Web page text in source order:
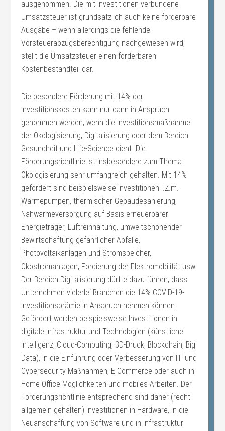
ausgenommen. Die mit Investitionen verbundene
Umsatzsteuer ist grundsätzlich auch keine förderbare
Ausgabe – wenn allerdings die fehlende
Vorsteuerabzugsberechtigung nachgewiesen wird,
stellt die Umsatzsteuer einen förderbaren
Kostenbestandteil dar.
Die besondere Förderung mit 14% der
Investitionskosten kann nur dann in Anspruch
genommen werden, wenn die Investitionsmaßnahme
der Ökologisierung, Digitalisierung oder dem Bereich
Gesundheit und Life-Science dient. Die
Förderungsrichtlinie ist insbesondere zum Thema
Ökologisierung sehr umfangreich gehalten. Mit 14%
gefördert sind beispielsweise Investitionen i.Z.m.
Wärmepumpen, thermischer Gebäudesanierung,
Nahwärmeversorgung auf Basis erneuerbarer
Energieträger, Luftreinhaltung, umweltschonender
Bewirtschaftung gefährlicher Abfälle,
Photovoltaikanlagen und Stromspeicher,
Ökostromanlagen, Forcierung der Elektromobilität usw.
Der Bereich Digitalisierung dürfte dazu führen, dass
Unternehmen vielerlei Branchen die 14% COVID-19-
Investitionsprämie in Anspruch nehmen können.
Gefördert werden beispielsweise Investitionen in
digitale Infrastruktur und Technologien (künstliche
Intelligenz, Cloud-Computing, 3D-Druck, Blockchain, Big
Data), in die Einführung oder Verbesserung von IT- und
Cybersecurity-Maßnahmen, E-Commerce oder auch in
Home-Office-Möglichkeiten und mobiles Arbeiten. Der
Förderungsrichtlinie entsprechend sind daher (recht
allgemein gehalten) Investitionen in Hardware, in die
Neuanschaffung von Software und in Infrastruktur